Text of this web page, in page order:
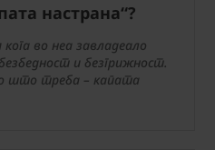
настрана“?
во неа завладеало
и безгрижност.
што треба – капата